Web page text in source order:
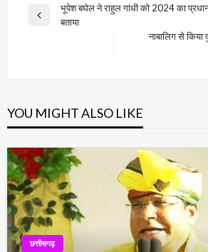
Post
navigation
Previous
भूपेश बघेल ने राहुल गांधी को 2024 का
बताया
नाबालिग से किया
YOU MIGHT ALSO LIKE
छत्तीसगढ़